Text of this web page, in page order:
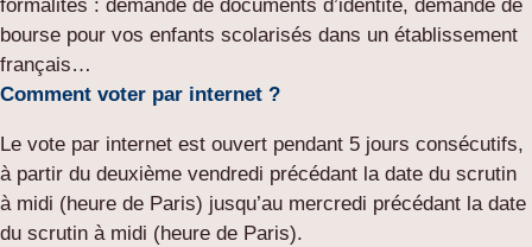
formalités : demande de documents d’identité, demande de
bourse pour vos enfants scolarisés dans un établissement
français…
Comment voter par internet ?
Le vote par internet est ouvert pendant 5 jours consécutifs,
à partir du deuxième vendredi précédant la date du scrutin
à midi (heure de Paris) jusqu’au mercredi précédant la date
du scrutin à midi (heure de Paris).